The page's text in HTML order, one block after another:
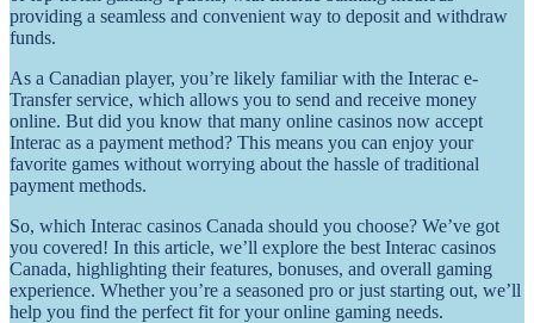
providing a seamless and convenient way to deposit and withdraw
funds.
As a Canadian player, you’re likely familiar with the Interac e-
Transfer service, which allows you to send and receive money
online. But did you know that many online casinos now accept
Interac as a payment method? This means you can enjoy your
favorite games without worrying about the hassle of traditional
payment methods.
So, which Interac casinos Canada should you choose? We’ve got
you covered! In this article, we’ll explore the best Interac casinos
Canada, highlighting their features, bonuses, and overall gaming
experience. Whether you’re a seasoned pro or just starting out, we’ll
help you find the perfect fit for your online gaming needs.